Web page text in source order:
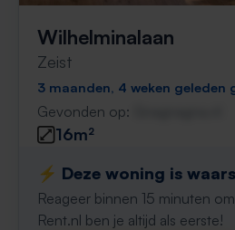
Wilhelminalaan
Zeist
3 maanden, 4 weken geleden
Gevonden op:
16m²
⚡️ Deze woning is
Reageer binnen 15 minuten
Rent.nl ben je altijd als eerste!